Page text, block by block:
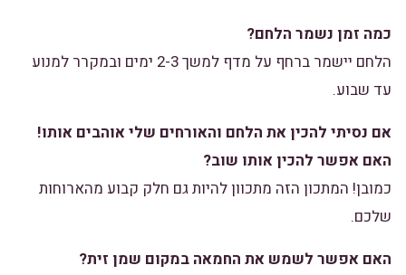
כמה זמן נשמר הלחם?
הלחם יישמר ברחף על מדף למשך 2-3 ימים ובמקרר למנוע
עד שבוע.
אם נסיתי להכין את הלחם והאורחים שלי אוהבים אותו!
האם אפשר להכין אותו שוב?
כמובן! המתכון הזה מתכוון להיות גם חלק קבוע מהארוחות
שלכם.
האם אפשר לשמש את החמאה במקום שמן זית?